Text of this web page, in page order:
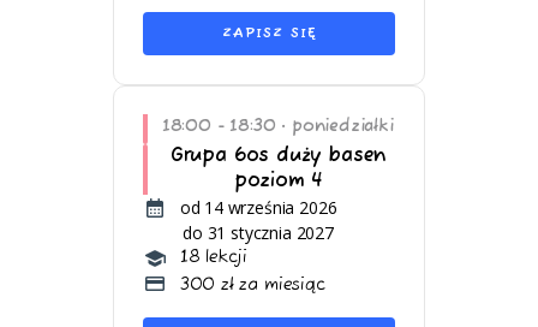
ZAPISZ SIĘ
18:00 - 18:30 • poniedziałki
Grupa 6os duży basen
poziom 4
od 14 września 2026
do 31 stycznia 2027
18 lekcji
300 zł za miesiąc